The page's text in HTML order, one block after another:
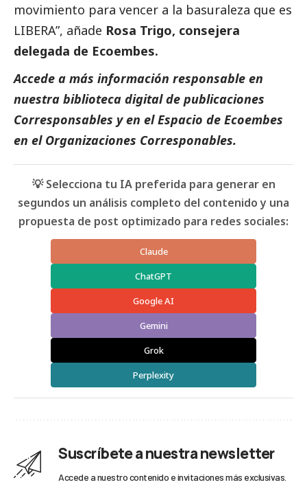
movimiento para vencer a la basuraleza que es
LIBERA”, añade Rosa Trigo, consejera
delegada de Ecoembes.
Accede a más información responsable en
nuestra biblioteca digital de publicaciones
Corresponsables y en el Espacio de Ecoembes
en el Organizaciones Corresponables.
💡 Selecciona tu IA preferida para generar en
segundos un análisis completo del contenido y una
propuesta de post optimizado para redes sociales:
Claude
ChatGPT
Google AI
Gemini
Grok
Perplexity
Suscríbete a nuestra newsletter
Accede a nuestro contenido e invitaciones más exclusivas.